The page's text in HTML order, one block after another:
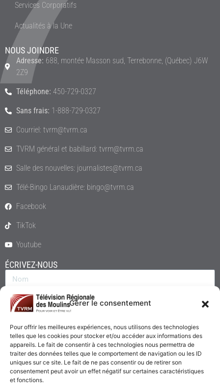
Gérer le consentement
Pour offrir les meilleures expériences, nous utilisons des technologies
telles que les cookies pour stocker et/ou accéder aux informations des
appareils. Le fait de consentir à ces technologies nous permettra de
traiter des données telles que le comportement de navigation ou les ID
uniques sur ce site. Le fait de ne pas consentir ou de retirer son
consentement peut avoir un effet négatif sur certaines caractéristiques
et fonctions.
Services Corporatifs
Actualités à la Une
NOUS JOINDRE
Adresse: 688, montée Masson sud, Terrebonne, (Québec) J6W
2Z9
Téléphone: 450-729-0327
Sans frais: 1-888-729-0327
Courriel: tvrm@tvrm.ca
TVRM général et babillard: tvrm@tvrm.ca
Salle des nouvelles: journalistes@tvrm.ca
Télé-Bingo Lanaudière: bingo@tvrm.ca
Facebook
TikTok
Youtube
ÉCRIVEZ-NOUS